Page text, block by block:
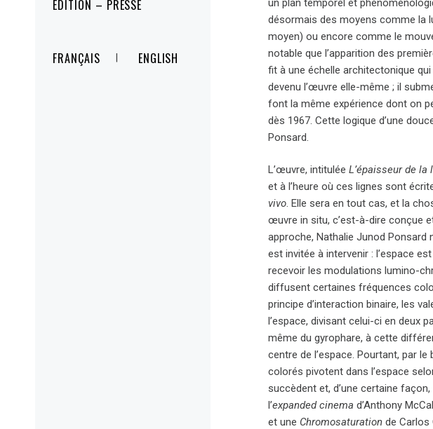
EDITION – PRESSE
FRANÇAIS ENGLISH
désormais des moyens comme la
moyen) ou encore comme le
notable que l’apparition des
fit à une échelle architectonique
devenu l’œuvre elle-même ; il
font la même expérience dont on
dès 1967. Cette logique d’une
Ponsard.
L’œuvre, intituléeL’épaisseur de la
et à l’heure où ces lignes sont
vivo. Elle sera en tout cas, et la
œuvre in situ, c’est-à-dire conçue
approche, Nathalie Junod Ponsard
est invitée à intervenir : l’espace
recevoir les modulations lumino-
diffusent certaines fréquences
principe d’interaction binaire, les
l’espace, divisant celui-ci en deux
même du gyrophare, à cette
centre de l’espace. Pourtant, par
colorés pivotent dans l’espace
succèdent et, d’une certaine
l’expanded cinema d’Anthony
et une Chromosaturationde